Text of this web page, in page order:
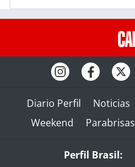
Diario Perfil Noticias
Weekend
Parabrisas
Perfil Brasil: